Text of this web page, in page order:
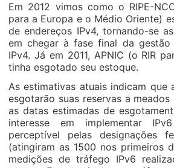
Em 2012 vimos como o RIPE-
para a Europa e o Médio Oriente)
de endereços IPv4, tornando-se
em chegar à fase final da
IPv4. Já em 2011, APNIC (o RIR
tinha esgotado seu estoque.
As estimativas atuais indicam que
esgotarão suas reservas a
as datas estimadas de
interesse em implementar
perceptível pelas designações
(atingiram as 1500 nos primeiros
medições de tráfego IPv6